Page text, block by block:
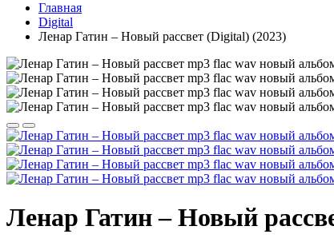
Главная
Digital
Ленар Гатин – Новый рассвет (Digital) (2023)
Ленар Гатин – Новый